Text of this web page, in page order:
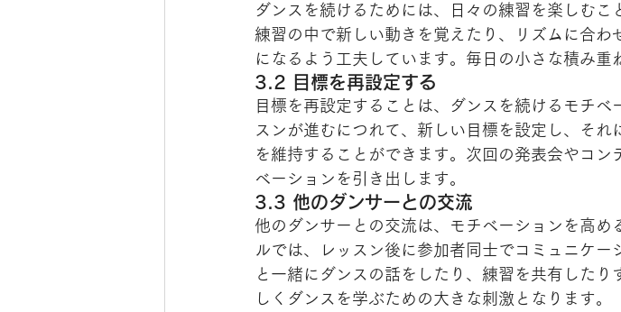
ダンスを続けるためには、日々の練習を楽しむこ
練習の中で新しい動きを覚えたり、リズムに合
になるよう工夫しています。毎日の小さな積み重
3.2 目標を再設定する
目標を再設定することは、ダンスを続けるモチ
スンが進むにつれて、新しい目標を設定し、そ
を維持することができます。次回の発表会やコ
ベーションを引き出します。
3.3 他のダンサーとの交流
他のダンサーとの交流は、モチベーションを高
ルでは、レッスン後に参加者同士でコミュニケ
と一緒にダンスの話をしたり、練習を共有した
しくダンスを学ぶための大きな刺激となります。